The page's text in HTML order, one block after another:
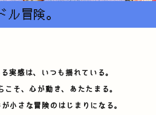
険。
実感は、いつも揺れている。
こそ、心が動き、あたたまる。
が小さな冒険のはじまりになる。